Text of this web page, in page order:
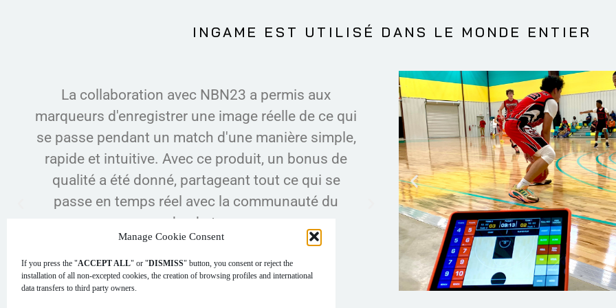
Manage Cookie Consent
If you press the "ACCEPT ALL" or "DISMISS" button, you consent or reject the
installation of all non-excepted cookies, the creation of browsing profiles and international
data transfers to third party owners.
INGAME EST UTILISÉ DANS LE MONDE ENTIER
La collaboration avec NBN23 a permis aux
marqueurs d'enregistrer une image réelle de ce qui
se passe pendant un match d'une manière simple,
rapide et intuitive. Avec ce produit, un bonus de
qualité a été donné, partageant tout ce qui se
passe en temps réel avec la communauté du
basket.
FBM
Je vois INGAME comme un outil
processus de notation des
marge d'erreur et permet à
mieux suivre les matchs,
prise de décision. Pour les
ligues, cela signifie une réduction
aussi un outil qui soutient
réduisant l'utilisation du
FNBG